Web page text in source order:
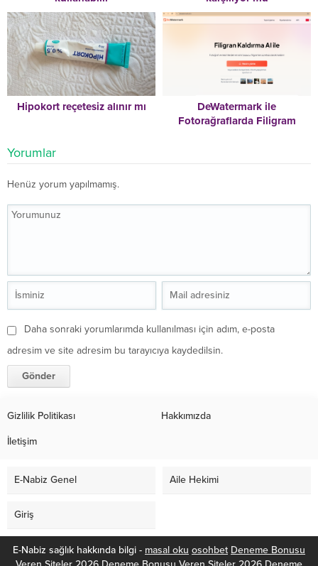
Hipokort reçetesiz alınır mı
DeWatermark ile
Fotorağraflarda Filigram
Yorumlar
Henüz yorum yapılmamış.
Daha sonraki yorumlarımda kullanılması için adım, e-posta
adresim ve site adresim bu tarayıcıya kaydedilsin.
Gizlilik Politikası Hakkımızda
İletişim
E-Nabiz Genel Aile Hekimi
Giriş
E-Nabiz sağlık hakkında bilgi - masal oku osohbet Deneme Bonusu